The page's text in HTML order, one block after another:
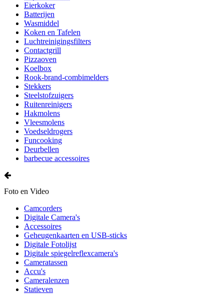
Eierkoker
Batterijen
Wasmiddel
Koken en Tafelen
Luchtreinigingsfilters
Contactgrill
Pizzaoven
Koelbox
Rook-brand-combimelders
Stekkers
Steelstofzuigers
Ruitenreinigers
Hakmolens
Vleesmolens
Voedseldrogers
Funcooking
Deurbellen
barbecue accessoires
Foto en Video
Camcorders
Digitale Camera's
Accessoires
Geheugenkaarten en USB-sticks
Digitale Fotolijst
Digitale spiegelreflexcamera's
Cameratassen
Accu's
Cameralenzen
Statieven